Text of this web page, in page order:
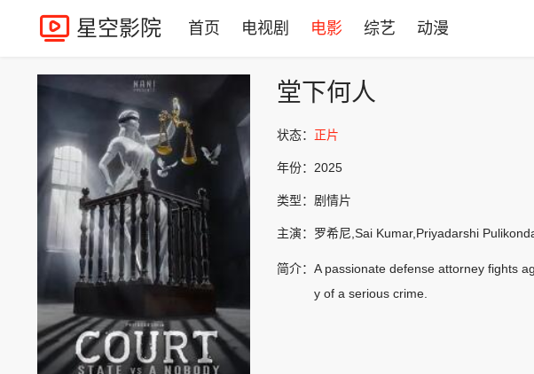
星空影院 首页 电视剧 电影 综艺 动漫
堂下何人
状态： 正片
年份： 2025
类型： 剧情片
主演： 罗希尼,Sai Kumar,Priyadarshi
简介： A passionate defense attorney fights
y of a serious crime.